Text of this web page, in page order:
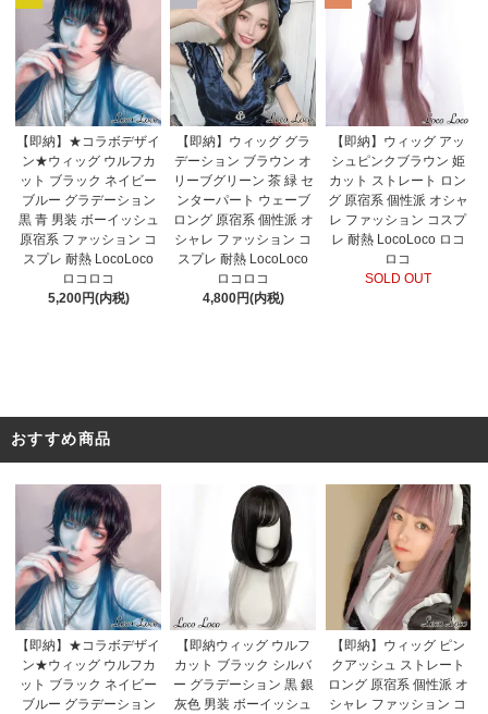
【即納】★コラボデザイ
ン★ウィッグ ウルフカ
ット ブラック ネイビー
ブルー グラデーション
黒 青 男装 ボーイッシュ
原宿系 ファッション コ
スプレ 耐熱 LocoLoco
ロコロコ
5,200円(内税)
【即納】ウィッグ グラ
デーション ブラウン オ
リーブグリーン 茶 緑 セ
ンターパート ウェーブ
ロング 原宿系 個性派 オ
シャレ ファッション コ
スプレ 耐熱 LocoLoco
ロコロコ
4,800円(内税)
【即納】ウィッグ アッ
シュピンクブラウン 姫
カット ストレート ロン
グ 原宿系 個性派 オシャ
レ ファッション コスプ
レ 耐熱 LocoLoco ロコ
ロコ
SOLD OUT
おすすめ商品
【即納】★コラボデザイ
ン★ウィッグ ウルフカ
ット ブラック ネイビー
ブルー グラデーション
【即納ウィッグ ウルフ
カット ブラック シルバ
ー グラデーション 黒 銀
灰色 男装 ボーイッシュ
【即納】ウィッグ ピン
クアッシュ ストレート
ロング 原宿系 個性派 オ
シャレ ファッション コ